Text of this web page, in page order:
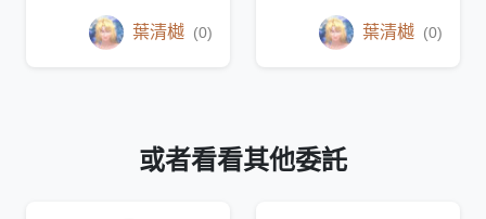
葉清樾 (0) 葉清樾 (0)
或者看看其他委託